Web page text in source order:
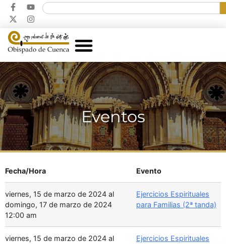
Eventos
Fecha/Hora Evento
viernes, 15 de marzo de 2024 al
domingo, 17 de marzo de 2024
12:00 am
Ejercicios Espirituales
para Familias (2ª tanda)
viernes, 15 de marzo de 2024 al
Ejercicios Espirituales